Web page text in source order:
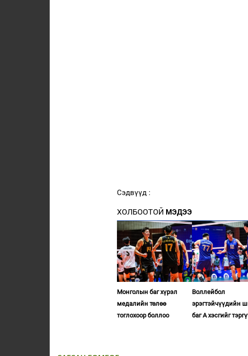
Сэдвүүд :
ХОЛБООТОЙ МЭДЭЭ
Монголын баг хүрэл
медалийн төлөө
тоглохоор боллоо
Воллейбол
эрэгтэйчүүдийн
баг А хэсгийг